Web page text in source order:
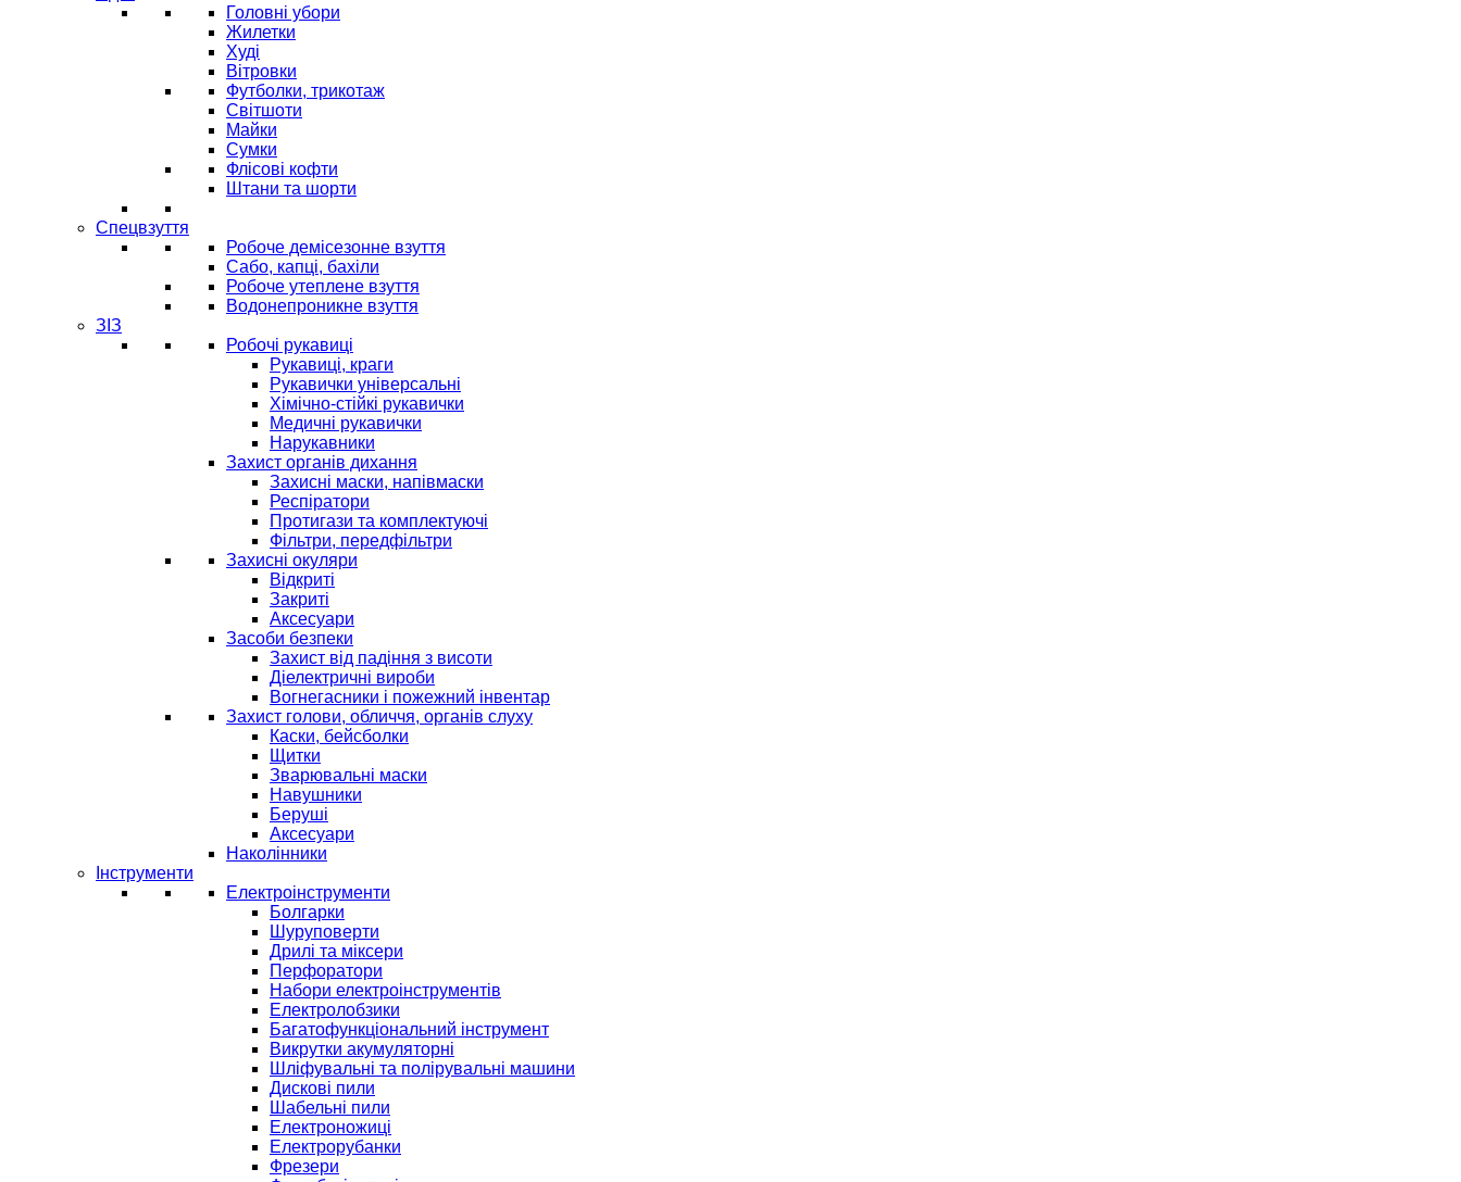
Головні убори
Жилетки
Худі
Вітровки
Футболки, трикотаж
Світшоти
Майки
Сумки
Флісові кофти
Штани та шорти
Спецвзуття
Робоче демісезонне взуття
Сабо, капці, бахіли
Робоче утеплене взуття
Водонепроникне взуття
ЗІЗ
Робочі рукавиці
Рукавиці, краги
Рукавички універсальні
Хімічно-стійкі рукавички
Медичні рукавички
Нарукавники
Захист органів дихання
Захисні маски, напівмаски
Респіратори
Протигази та комплектуючі
Фільтри, передфільтри
Захисні окуляри
Відкриті
Закриті
Аксесуари
Засоби безпеки
Захист від падіння з висоти
Діелектричні вироби
Вогнегасники і пожежний інвентар
Захист голови, обличчя, органів слуху
Каски, бейсболки
Щитки
Зварювальні маски
Навушники
Беруші
Аксесуари
Наколінники
Інструменти
Електроінструменти
Болгарки
Шуруповерти
Дрилі та міксери
Перфоратори
Набори електроінструментів
Електролобзики
Багатофункціональний інструмент
Викрутки акумуляторні
Шліфувальні та полірувальні машини
Дискові пили
Шабельні пили
Електроножиці
Електрорубанки
Фрезери